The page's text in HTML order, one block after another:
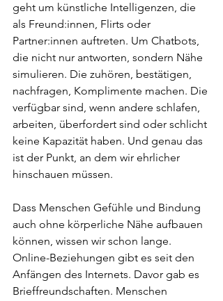
geht um künstliche Intelligenzen, die
als Freund:innen, Flirts oder
Partner:innen auftreten. Um Chatbots,
die nicht nur antworten, sondern Nähe
simulieren. Die zuhören, bestätigen,
nachfragen, Komplimente machen. Die
verfügbar sind, wenn andere schlafen,
arbeiten, überfordert sind oder schlicht
keine Kapazität haben. Und genau das
ist der Punkt, an dem wir ehrlicher
hinschauen müssen.
Dass Menschen Gefühle und Bindung
auch ohne körperliche Nähe aufbauen
können, wissen wir schon lange.
Online-Beziehungen gibt es seit den
Anfängen des Internets. Davor gab es
Brieffreundschaften. Menschen